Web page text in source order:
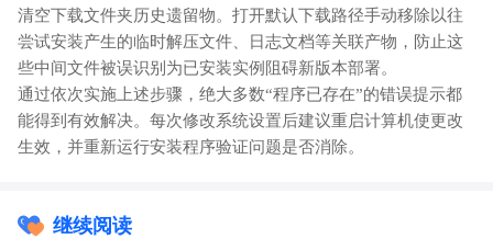
清空下载文件夹历史遗留物。打开默认下载路径手动移除以往
尝试安装产生的临时解压文件、日志文档等关联产物，防止这
些中间文件被误识别为已安装实例阻碍新版本部署。
通过依次实施上述步骤，绝大多数“程序已存在”的错误提示都
能得到有效解决。每次修改系统设置后建议重启计算机使更改
生效，并重新运行安装程序验证问题是否消除。
继续阅读